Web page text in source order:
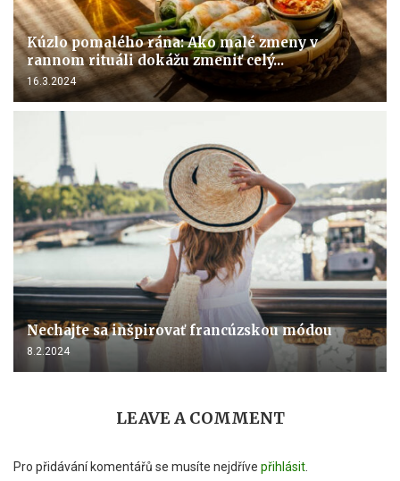
Kúzlo pomalého rána: Ako malé zmeny v
rannom rituáli dokážu zmeniť celý...
16.3.2024
Nechajte sa inšpirovať francúzskou módou
8.2.2024
LEAVE A COMMENT
Pro přidávání komentářů se musíte nejdříve přihlásit